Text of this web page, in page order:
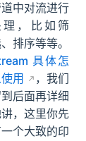
中对流进行
理，比如筛
排序等等。
具体怎
用
，我们
后面再详细
，这里你先
个大致的印